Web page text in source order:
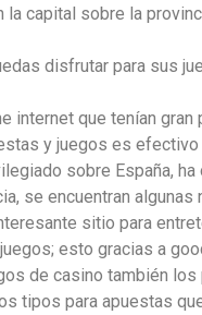
capital sobre la
disfrutar para sus
internet que tenían gran
y juegos es
sobre España,
se encuentran algunas
sitio para
esto gracias a
de casino también los
tipos para apuestas